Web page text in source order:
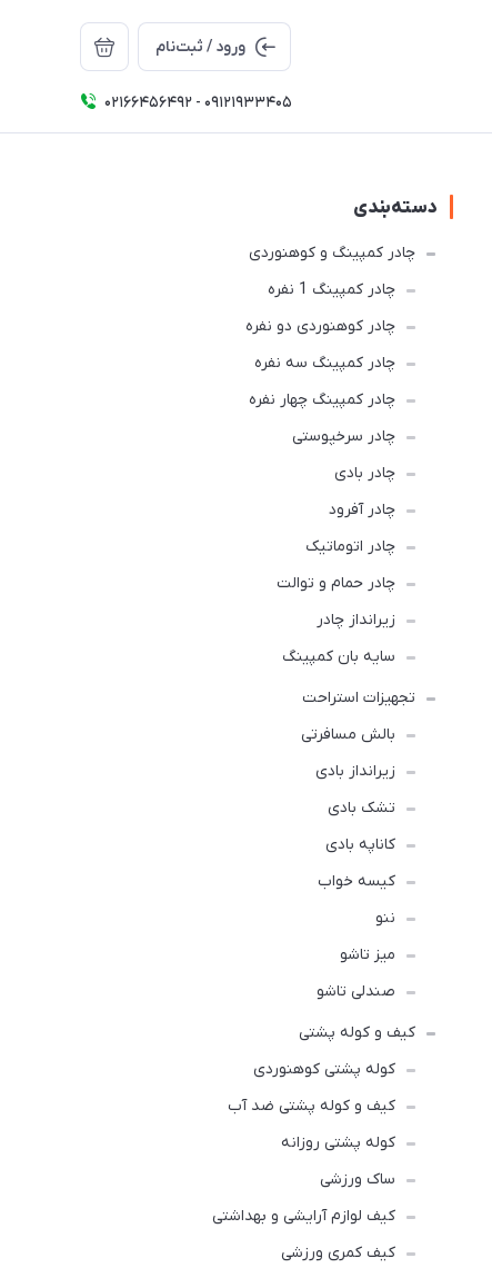
ورود / ثبت‌نام
02166456492 - 09121933405
دسته‌بندی
چادر کمپینگ و کوهنوردی
چادر کمپینگ 1 نفره
چادر کوهنوردی دو نفره
چادر كمپينگ سه نفره
چادر کمپینگ چهار نفره
چادر سرخپوستی
چادر بادی
چادر آفرود
چادر اتوماتیک
چادر حمام و توالت
زیرانداز چادر
سایه بان کمپینگ
تجهیزات استراحت
بالش مسافرتی
زیرانداز بادی
تشک بادی
کاناپه بادی
کیسه خواب
ننو
میز تاشو
صندلی تاشو
کیف و کوله پشتی
کوله پشتی کوهنوردی
کیف و کوله پشتی ضد آب
کوله پشتی روزانه
ساک ورزشی
کیف لوازم آرایشی و بهداشتی
کیف کمری ورزشی